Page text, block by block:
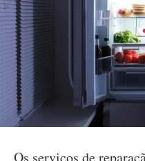
Os serviços de